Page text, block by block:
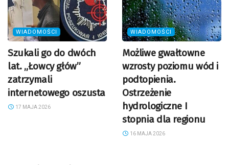
WIADOMOŚCI
Szukali go do dwóch
lat. „Łowcy głów”
zatrzymali
internetowego oszusta
17 MAJA 2026
WIADOMOŚCI
Możliwe gwałtowne
wzrosty poziomu wód i
podtopienia.
Ostrzeżenie
hydrologiczne I
stopnia dla regionu
16 MAJA 2026